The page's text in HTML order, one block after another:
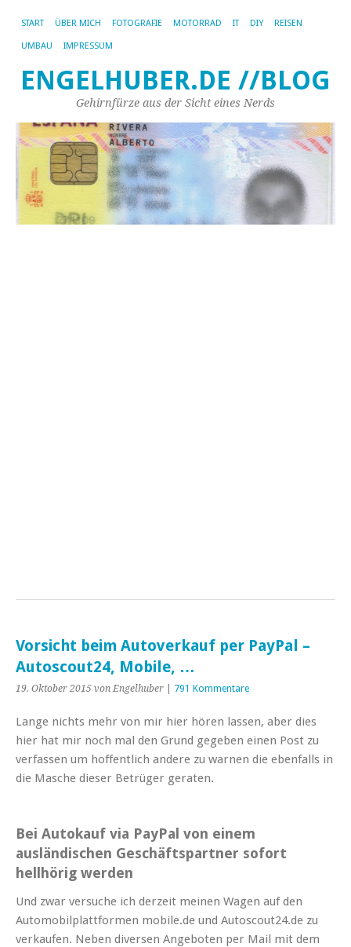
START ÜBER MICH FOTOGRAFIE MOTORRAD IT DIY REISEN
UMBAU IMPRESSUM
ENGELHUBER.DE //BLOG
Gehirnfürze aus der Sicht eines Nerds
Vorsicht beim Autoverkauf per PayPal –
Autoscout24, Mobile, …
19. Oktober 2015 von Engelhuber 791 Kommentare
Lange nichts mehr von mir hier hören lassen, aber dies
hier hat mir noch mal den Grund gegeben einen Post zu
verfassen um hoffentlich andere zu warnen die ebenfalls in
die Masche dieser Betrüger geraten.
Bei Autokauf via PayPal von einem
ausländischen Geschäftspartner sofort
hellhörig werden
Und zwar versuche ich derzeit meinen Wagen auf den
Automobilplattformen mobile.de und Autoscout24.de zu
verkaufen. Neben diversen Angeboten per Mail mit dem